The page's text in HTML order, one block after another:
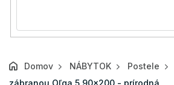
Domov NÁBYTOK Postele